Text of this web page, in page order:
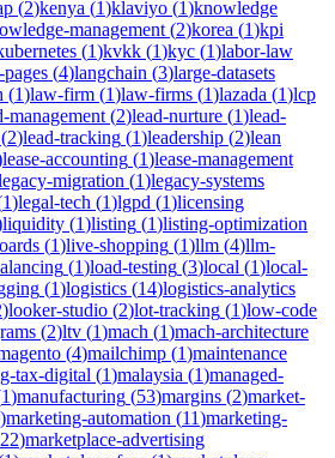
(2)kenya (1)klaviyo (1)knowledge
management (2)korea (1)kpi
(1)kvkk (1)kyc (1)labor-law
(4)langchain (3)large-datasets
(1)law-firm (1)law-firms (1)lazada (1)lcp
management (2)lead-nurture (1)lead-
(2)lead-tracking (1)leadership (2)lean
lease-accounting (1)lease-management
migration (1)legacy-systems
1)legal-tech (1)lgpd (1)licensing
liquidity (1)listing (1)listing-optimization
(1)live-shopping (1)llm (4)llm-
(1)load-testing (3)local (1)local-
(1)logistics (14)logistics-analytics
)looker-studio (2)lot-tracking (1)low-code
(2)ltv (1)mach (1)mach-architecture
(4)mailchimp (1)maintenance
tax-digital (1)malaysia (1)managed-
1)manufacturing (53)margins (2)market-
)marketing-automation (11)marketing-
22)marketplace-advertising